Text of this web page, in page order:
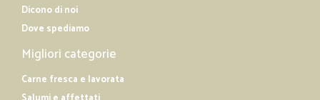
Dicono di noi
Dove spediamo
Migliori categorie
Carne fresca e lavorata